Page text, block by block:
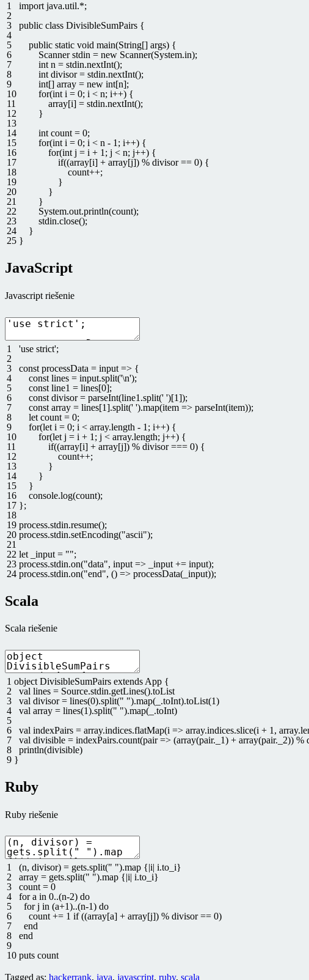
1
2
3
4
5
6
7
8
9
10
11
12
13
14
15
16
17
18
19
20
21
22
23
24
25
importjava.util.*;
public class DivisibleSumPairs {
public static void main(String[] args) {
Scannerstdin = new Scanner(System.in);
int n = stdin.nextInt();
int divisor = stdin.nextInt();
int[] array = new int[n];
for(int i = 0; i < n; i++) {
array[i] = stdin.nextInt();
}
int count = 0;
for(int i = 0; i < n - 1; i++) {
for(int j = i + 1; j < n; j++) {
if((array[i] + array[j]) % divisor == 0) {
count++;
}
}
}
System.out.println(count);
stdin.close();
}
}
JavaScript
Javascript riešenie
1
2
3
4
5
6
7
8
9
10
11
12
13
14
15
16
17
18
19
20
21
22
23
24
'use strict';
const processData = input => {
const lines = input.split('\n');
const line1 = lines[0];
const divisor = parseInt(line1 .split(' ')[1]);
const array = lines[1].split(' ').map(item => parseInt(item));
let count = 0;
for(let i = 0; i < array.length - 1 ; i++) {
for(let j = i + 1 ; j < array.length; j++) {
if((array[i] + array[j]) % divisor === 0) {
count++;
}
}
}
console.log(count);
};
process.stdin.resume();
process.stdin.setEncoding("ascii");
let
_input = "";
process.stdin.on("data", input => _input += input);
process.stdin.on("end", () => processData( _input));
Scala
Scala riešenie
1
2
3
4
5
6
7
8
9
object DivisibleSumPairs extends App {
val lines = Source.stdin.getLines().toList
val divisor = lines(0).split(" ").map( .toInt).toList(1)
val array = lines(1).split(" ").map( .toInt)
val indexPairs = array.indices.flatMap(i => array.indices.slice(i + 1 , array.
val divisible = indexPairs.count(pair => (array(pair. _1) + array(pair. _2)) %
println(divisible)
}
Ruby
Ruby riešenie
1
2
3
4
5
6
7
8
9
10
(n, divisor) = gets.split(" ").map {|i| i.to_i}
array = gets.split(" ").map {|i| i.to_i}
count = 0
for a in 0..(n-2) do
for j in (a+1)..(n-1) do
count += 1 if ((array[a] + array[j]) % divisor == 0)
end
end
puts count
Tagged as: hackerrank, java, javascript, ruby, scala